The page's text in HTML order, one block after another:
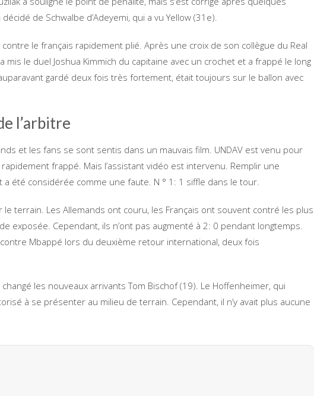
de Schwalbe d’Adeyemi, qui a vu Yellow (31e).
contre le français rapidement plié. Après une croix de son collègue du Real
mis le duel Joshua Kimmich du capitaine avec un crochet et a frappé le long
gardé deux fois très fortement, était toujours sur le ballon avec
l’arbitre
et les fans se sont sentis dans un mauvais film. UNDAV est venu pour
frappé. Mais l’assistant vidéo est intervenu. Remplir une
été considérée comme une faute. N ° 1: 1 siffle dans le tour.
le terrain. Les Allemands ont couru, les Français ont souvent contré les plus
exposée. Cependant, ils n’ont pas augmenté à 2: 0 pendant longtemps.
Mbappé lors du deuxième retour international, deux fois
les nouveaux arrivants Tom Bischof (19). Le Hoffenheimer, qui
à se présenter au milieu de terrain. Cependant, il n’y avait plus aucune